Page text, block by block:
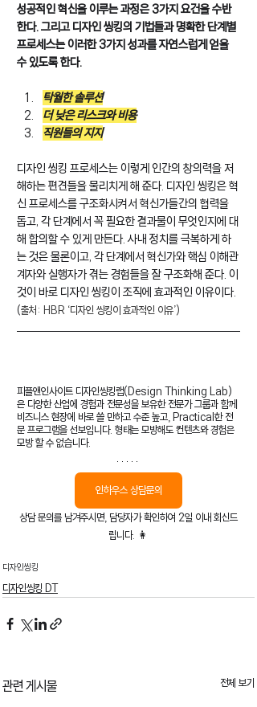
성공적인 혁신을 이루는 과정은 3가지 요건을 수반
한다. 그리고 디자인 씽킹의 기법들과 명확한 단계별
프로세스는 이러한 3가지 성과를 자연스럽게 얻을
수 있도록 한다.
탁월한 솔루션
더 낮은 리스크와 비용
직원들의 지지
디자인 씽킹 프로세스는 이렇게 인간의 창의력을 저
해하는 편견들을 물리치게 해 준다. 디자인 씽킹은 혁
신 프로세스를 구조화시켜서 혁신가들간의 협력을
돕고, 각 단계에서 꼭 필요한 결과물이 무엇인지에 대
해 합의할 수 있게 만든다. 사내 정치를 극복하게 하
는 것은 물론이고, 각 단계에서 혁신가와 핵심 이해관
계자와 실행자가 겪는 경험들을 잘 구조화해 준다. 이
것이 바로 디자인 씽킹이 조직에 효과적인 이유이다.
(출처: HBR ‘디자인 씽킹이 효과적인 이유’)
피플앤인사이트 디자인씽킹랩(Design Thinking Lab)
은 다양한 산업에 경험과 전문성을 보유한 전문가 그룹과 함께
비즈니스 현장에 바로 쓸 만하고 수준 높고, Practical한 전
문 프로그램을 선보입니다. 형태는 모방해도 컨텐츠와 경험은
모방 할 수 없습니다.
인하우스 상담문의
상담 문의를 남겨주시면, 담당자가 확인하여 2일 이내 회신드
립니다. 👩
디자인씽킹
디자인씽킹 DT
관련 게시물 전체 보기